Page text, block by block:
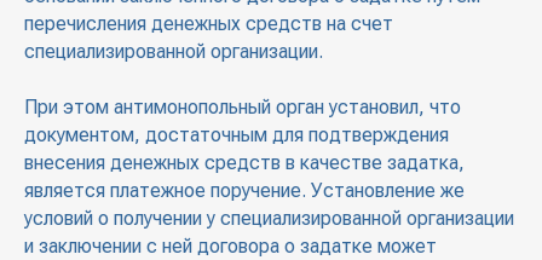
перечисления денежных средств на счет
специализированной организации.
При этом антимонопольный орган установил, что
документом, достаточным для подтверждения
внесения денежных средств в качестве задатка,
является платежное поручение. Установление же
условий о получении у специализированной организации
и заключении с ней договора о задатке может